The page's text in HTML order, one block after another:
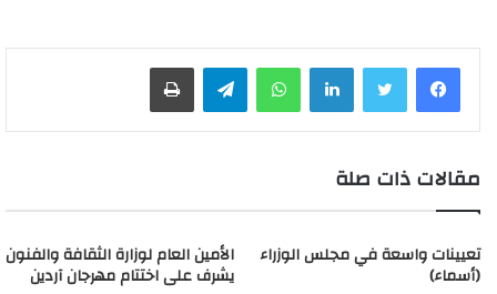
لينكدإن واتساب
مقالات ذات صلة
تعيينات واسعة في مجلس الوزراء
(أسماء)
الأمين العام لوزارة الثقافة والفنون
يشرف على اختتام مهرجان آردين